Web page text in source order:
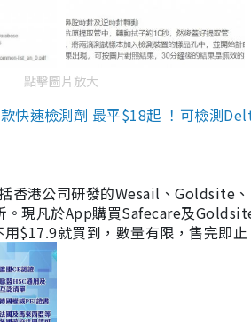
點擊圖片放大
快速檢測劑 最平$18起 ！可檢測
香港公司研發的Wesail、Goldsite
現凡於App購買Safecare及
$17.9就買到，數量有限，售完即止